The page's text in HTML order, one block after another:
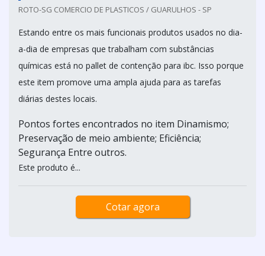
ROTO-SG COMERCIO DE PLASTICOS / GUARULHOS - SP
Estando entre os mais funcionais produtos usados no dia-
a-dia de empresas que trabalham com substâncias
químicas está no pallet de contenção para ibc. Isso porque
este item promove uma ampla ajuda para as tarefas
diárias destes locais.
Pontos fortes encontrados no item Dinamismo;
Preservação de meio ambiente; Eficiência;
Segurança Entre outros.
Este produto é...
Cotar agora